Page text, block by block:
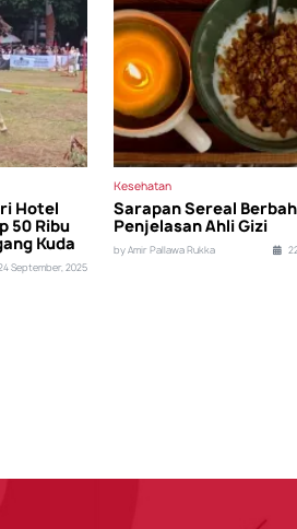
Hotel
50 Ribu
Kuda
September, 2025
Kesehatan
Sarapan Sereal
Penjelasan Ahli Gizi
by Amir Pallawa Rukka